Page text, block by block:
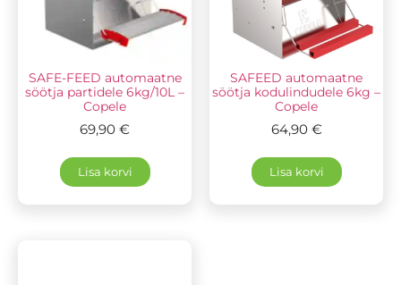
SAFE-FEED automaatne
söötja partidele 6kg/10L –
Copele
69,90 €
Lisa korvi
SAFEED automaatne
söötja kodulindudele 6kg –
Copele
64,90 €
Lisa korvi